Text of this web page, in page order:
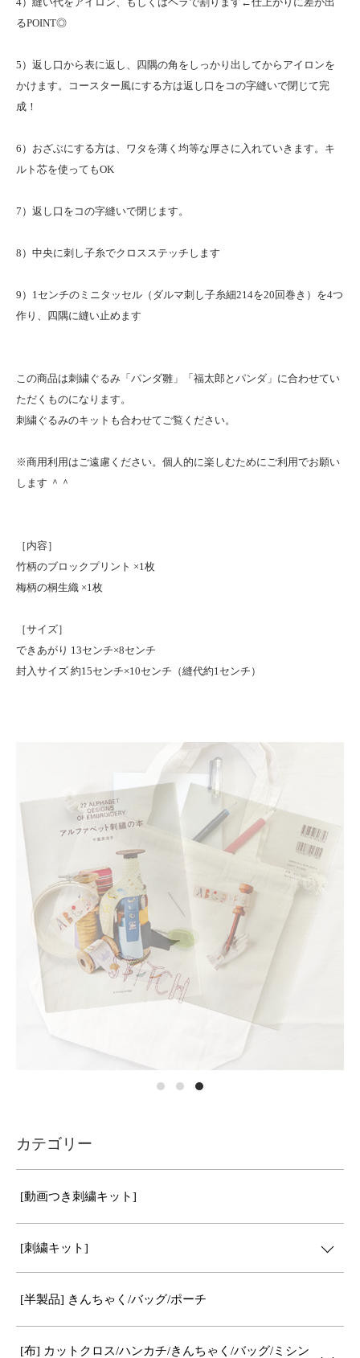
るPOINT◎
5）返し口から表に返し、四隅の角をしっかり出してからアイロンを
かけます。コースター風にする方は返し口をコの字縫いで閉じて完
成！
6）おざぶにする方は、ワタを薄く均等な厚さに入れていきます。キ
ルト芯を使ってもOK
7）返し口をコの字縫いで閉じます。
8）中央に刺し子糸でクロスステッチします
9）1センチのミニタッセル（ダルマ刺し子糸細214を20回巻き）を4つ
作り、四隅に縫い止めます
この商品は刺繍ぐるみ「パンダ雛」「福太郎とパンダ」に合わせてい
ただくものになります。
刺繍ぐるみのキットも合わせてご覧ください。
※商用利用はご遠慮ください。個人的に楽しむためにご利用でお願い
します ＾＾
［内容］
竹柄のブロックプリント ×1枚
梅柄の桐生織 ×1枚
［サイズ］
できあがり 13センチ×8センチ
封入サイズ 約15センチ×10センチ（縫代約1センチ）
カテゴリー
[動画つき刺繍キット]
[刺繍キット]
[半製品] きんちゃく/バッグ/ポーチ
[布] カットクロス/ハンカチ/きんちゃく/バッグ/ミシン